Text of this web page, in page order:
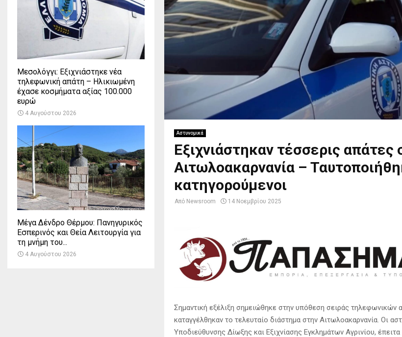
Αστυνομικά
Εξιχνιάστηκαν τέσσερις απάτες
Αιτωλοακαρνανία –
κατηγορούμενοι
Από Newsroom 14 Νοεμβρίου 2025
Σημαντική εξέλιξη σημειώθηκε στην υπόθεση σειράς τηλεφωνικών
καταγγέλθηκαν το τελευταίο διάστημα στην Αιτωλοακαρνανία. Οι
Υποδιεύθυνσης Δίωξης και Εξιχνίασης Εγκλημάτων Αγρινίου,
Μεσολόγγι: Εξιχνιάστηκε νέα
τηλεφωνική απάτη – Ηλικιωμένη
έχασε κοσμήματα αξίας 100.000
ευρώ
4 Αυγούστου 2026
Μέγα Δένδρο Θέρμου: Πανηγυρικός
Εσπερινός και Θεία Λειτουργία για
τη μνήμη του...
4 Αυγούστου 2026